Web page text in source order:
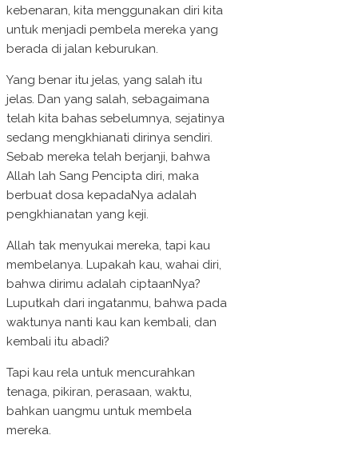
kebenaran, kita menggunakan diri kita
untuk menjadi pembela mereka yang
berada di jalan keburukan.
Yang benar itu jelas, yang salah itu
jelas. Dan yang salah, sebagaimana
telah kita bahas sebelumnya, sejatinya
sedang mengkhianati dirinya sendiri.
Sebab mereka telah berjanji, bahwa
Allah lah Sang Pencipta diri, maka
berbuat dosa kepadaNya adalah
pengkhianatan yang keji.
Allah tak menyukai mereka, tapi kau
membelanya. Lupakah kau, wahai diri,
bahwa dirimu adalah ciptaanNya?
Luputkah dari ingatanmu, bahwa pada
waktunya nanti kau kan kembali, dan
kembali itu abadi?
Tapi kau rela untuk mencurahkan
tenaga, pikiran, perasaan, waktu,
bahkan uangmu untuk membela
mereka.